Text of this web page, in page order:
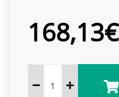
168,13€